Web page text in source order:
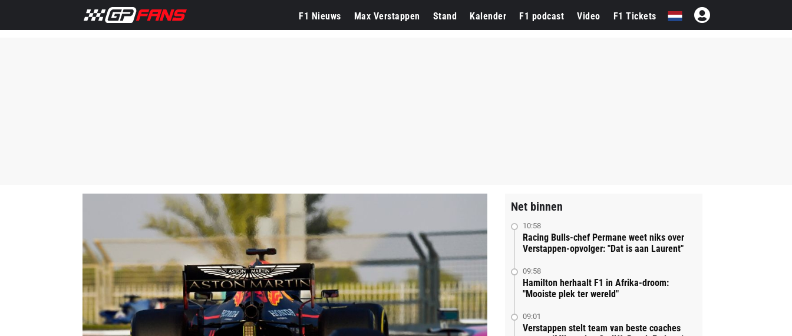
F1 Nieuws Max Verstappen Stand Kalender F1 podcast Video F1 Tickets
Net binnen
10:58
Racing Bulls-chef Permane weet niks over
Verstappen-opvolger: "Dat is aan Laurent"
09:58
Hamilton herhaalt F1 in Afrika-droom:
"Mooiste plek ter wereld"
09:01
Verstappen stelt team van beste coaches